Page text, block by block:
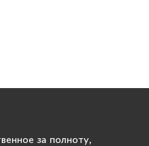
за полноту,